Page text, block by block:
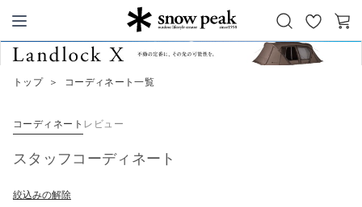
Snow Peak
お
気
カ
トップ ＞ コーディネート一覧
コーディネート レビュー
スタッフコーディネート
絞込みの解除